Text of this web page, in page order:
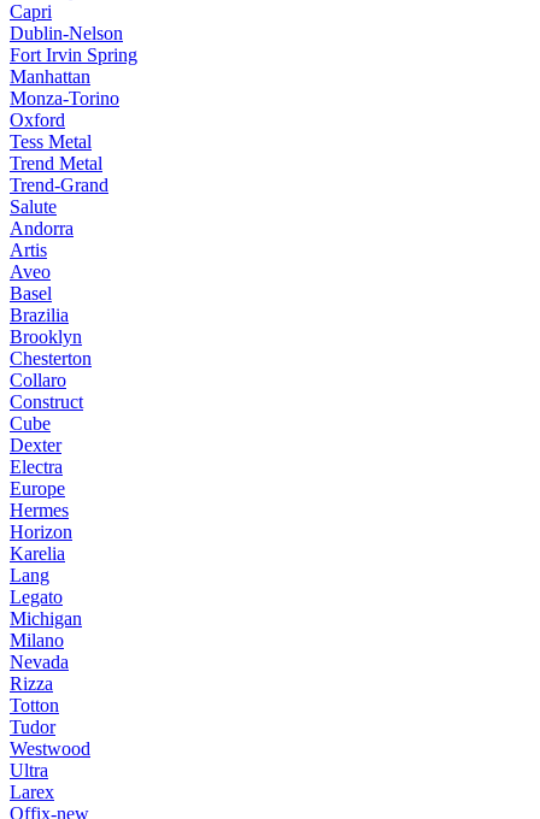
Capri
Dublin-Nelson
Fort Irvin Spring
Manhattan
Monza-Torino
Oxford
Tess Metal
Trend Metal
Trend-Grand
Salute
Andorra
Artis
Aveo
Basel
Brazilia
Brooklyn
Chesterton
Collaro
Construct
Cube
Dexter
Electra
Europe
Hermes
Horizon
Karelia
Lang
Legato
Michigan
Milano
Nevada
Rizza
Totton
Tudor
Westwood
Ultra
Larex
Offix-new